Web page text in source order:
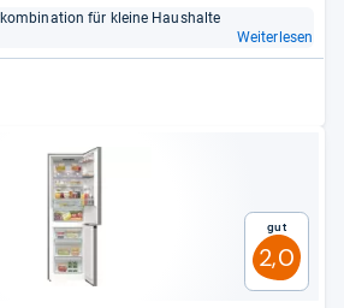
für kleine Haus­halte
Weiterlesen
Gut
2,0